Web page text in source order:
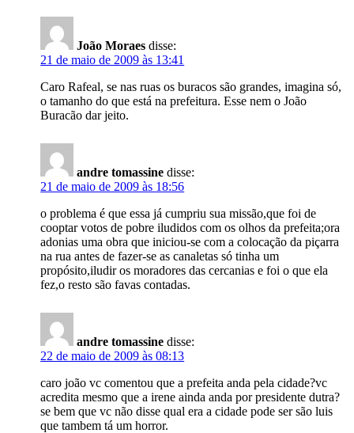
João Moraes disse:
21 de maio de 2009 às 13:41
Caro Rafeal, se nas ruas os buracos são grandes, imagina só,
o tamanho do que está na prefeitura. Esse nem o João
Buracão dar jeito.
andre tomassine disse:
21 de maio de 2009 às 18:56
o problema é que essa já cumpriu sua missão,que foi de
cooptar votos de pobre iludidos com os olhos da prefeita;ora
adonias uma obra que iniciou-se com a colocação da piçarra
na rua antes de fazer-se as canaletas só tinha um
propósito,iludir os moradores das cercanias e foi o que ela
fez,o resto são favas contadas.
andre tomassine disse:
22 de maio de 2009 às 08:13
caro joão vc comentou que a prefeita anda pela cidade?vc
acredita mesmo que a irene ainda anda por presidente dutra?
se bem que vc não disse qual era a cidade pode ser são luis
que tambem tá um horror.